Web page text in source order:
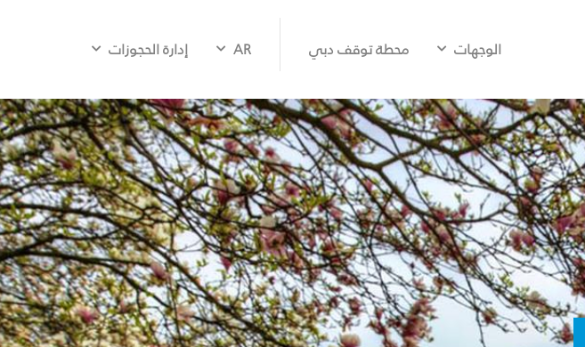
الوجهات محطة توقف دبي AR إدارة الحجوزات